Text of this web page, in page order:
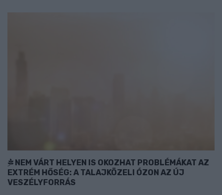
NEM VÁRT HELYEN IS OKOZHAT PROBLÉMÁKAT AZ
EXTRÉM HŐSÉG: A TALAJKÖZELI ÓZON AZ ÚJ
VESZÉLYFORRÁS